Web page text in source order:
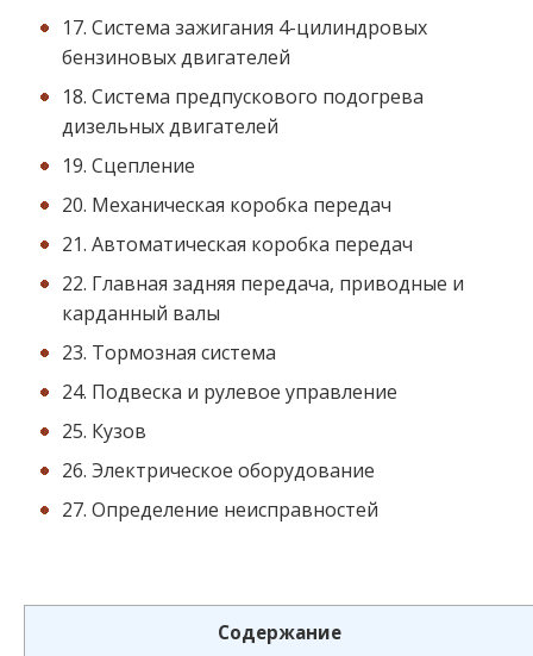
17. Система зажигания 4-цилиндровых
бензиновых двигателей
18. Система предпускового подогрева
дизельных двигателей
19. Сцепление
20. Механическая коробка передач
21. Автоматическая коробка передач
22. Главная задняя передача, приводные и
карданный валы
23. Тормозная система
24. Подвеска и рулевое управление
25. Кузов
26. Электрическое оборудование
27. Определение неисправностей
Содержание